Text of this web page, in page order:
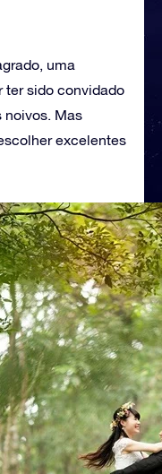
uma
ter sido convidado
noivos. Mas
excelentes